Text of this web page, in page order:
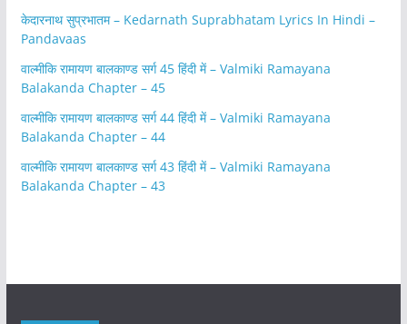
केदारनाथ सुप्रभातम – Kedarnath Suprabhatam Lyrics In Hindi –
Pandavaas
वाल्मीकि रामायण बालकाण्ड सर्ग 45 हिंदी में – Valmiki Ramayana
Balakanda Chapter – 45
वाल्मीकि रामायण बालकाण्ड सर्ग 44 हिंदी में – Valmiki Ramayana
Balakanda Chapter – 44
वाल्मीकि रामायण बालकाण्ड सर्ग 43 हिंदी में – Valmiki Ramayana
Balakanda Chapter – 43